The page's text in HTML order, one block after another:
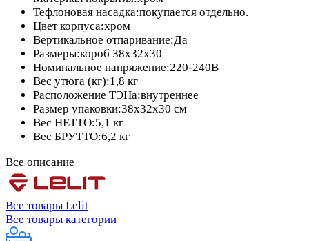
Тефлоновая насадка:покупается отдельно.
Цвет корпуса:хром
Вертикальное отпаривание:Да
Размеры:короб 38x32x30
Номинальное напряжение:220-240В
Вес утюга (кг):1,8 кг
Расположение ТЭНа:внутреннее
Размер упаковки:38x32x30 см
Вес НЕТТО:5,1 кг
Вес БРУТТО:6,2 кг
Все описание
Все товары Lelit
Все товары категории